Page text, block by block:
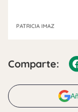
PATRICIA IMAZ
Comparte: